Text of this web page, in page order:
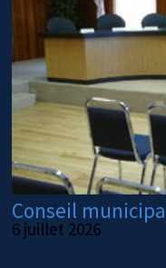
Conseil
6 juillet 2026